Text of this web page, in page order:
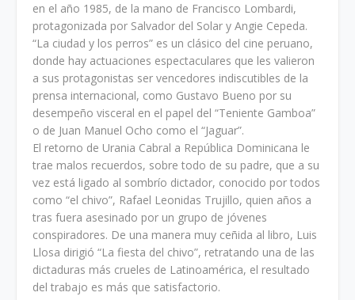
en el año 1985, de la mano de Francisco Lombardi,
protagonizada por Salvador del Solar y Angie Cepeda.
“La ciudad y los perros” es un clásico del cine peruano,
donde hay actuaciones espectaculares que les valieron
a sus protagonistas ser vencedores indiscutibles de la
prensa internacional, como Gustavo Bueno por su
desempeño visceral en el papel del “Teniente Gamboa”
o de Juan Manuel Ocho como el “Jaguar”.
El retorno de Urania Cabral a República Dominicana le
trae malos recuerdos, sobre todo de su padre, que a su
vez está ligado al sombrío dictador, conocido por todos
como “el chivo”, Rafael Leonidas Trujillo, quien años a
tras fuera asesinado por un grupo de jóvenes
conspiradores. De una manera muy ceñida al libro, Luis
Llosa dirigió “La fiesta del chivo”, retratando una de las
dictaduras más crueles de Latinoamérica, el resultado
del trabajo es más que satisfactorio.